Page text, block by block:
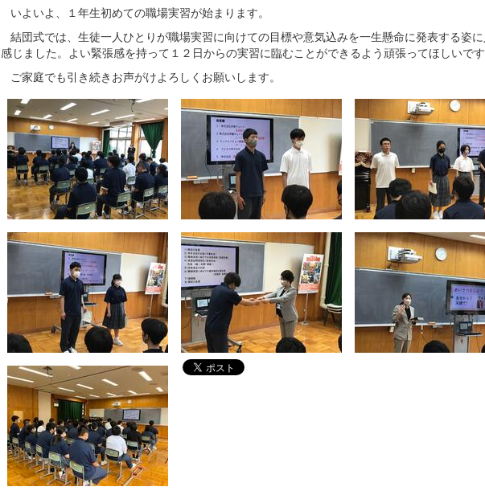
いよいよ、１年生初めての職場実習が始まります。
結団式では、生徒一人ひとりが職場実習に向けての目標や意気込みを一生懸命に発表する姿
感じました。よい緊張感を持って１２日からの実習に臨むことができるよう頑張ってほしいです
ご家庭でも引き続きお声がけよろしくお願いします。